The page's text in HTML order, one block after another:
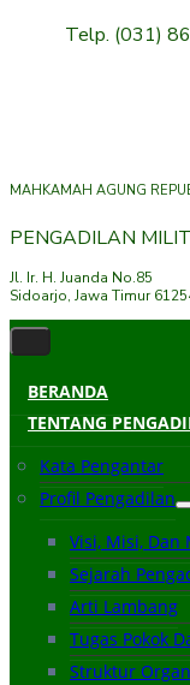
Telp. (031)
MAHKAMAH AGUNG
PENGADILAN
Jl. Ir. H. Juanda No.85
Sidoarjo, Jawa Timur
BERANDA
TENTANG
Kata Pengantar
Profil Pengadilan
Visi, Misi, Dan
Sejarah
Arti Lambang
Tugas Pokok
Struktur